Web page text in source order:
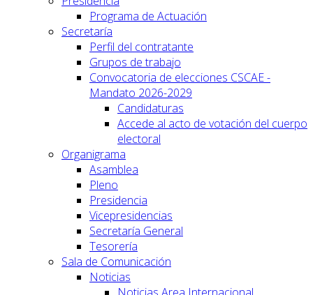
Programa de Actuación
Secretaría
Perfil del contratante
Grupos de trabajo
Convocatoria de elecciones CSCAE -
Mandato 2026-2029
Candidaturas
Accede al acto de votación del cuerpo
electoral
Organigrama
Asamblea
Pleno
Presidencia
Vicepresidencias
Secretaría General
Tesorería
Sala de Comunicación
Noticias